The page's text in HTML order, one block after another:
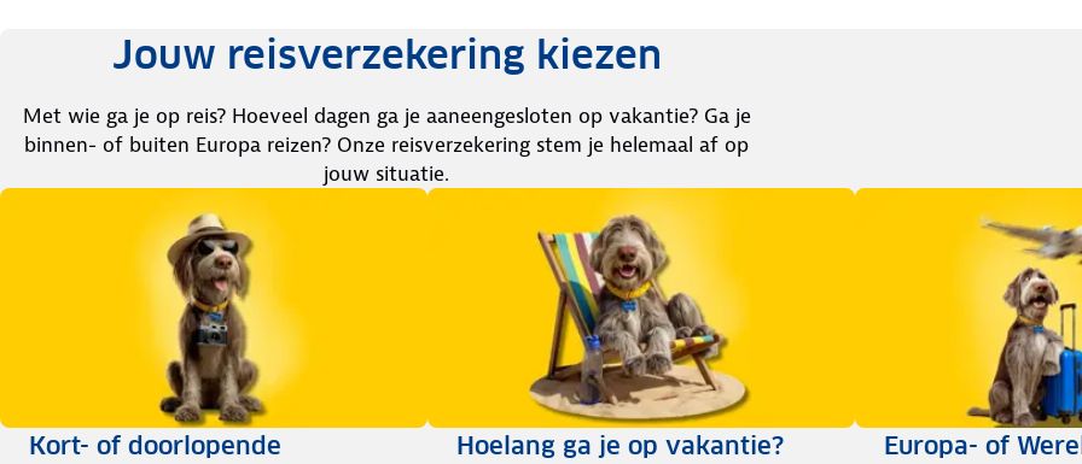
Jouw reisverzekering kiezen
Met wie ga je op reis? Hoeveel dagen ga je aaneengesloten op vakantie? Ga je
binnen- of buiten Europa reizen? Onze reisverzekering stem je helemaal af op
jouw situatie.
Kort- of doorlopende
Hoelang ga je op vakantie? Europa- of